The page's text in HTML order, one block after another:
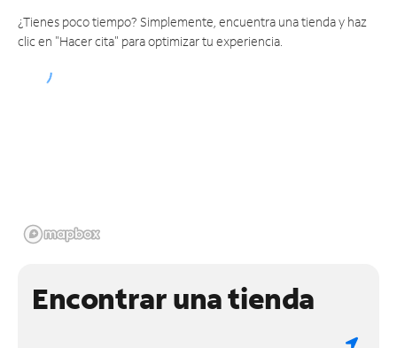
¿Tienes poco tiempo? Simplemente, encuentra una tienda y haz
clic en "Hacer cita" para optimizar tu experiencia.
Encontrar una tienda